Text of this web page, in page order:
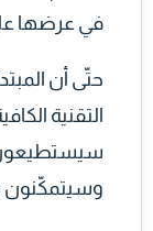
في عرضها
حتّى أن
التقنية
سيستطيعون
وسيتمكّنون